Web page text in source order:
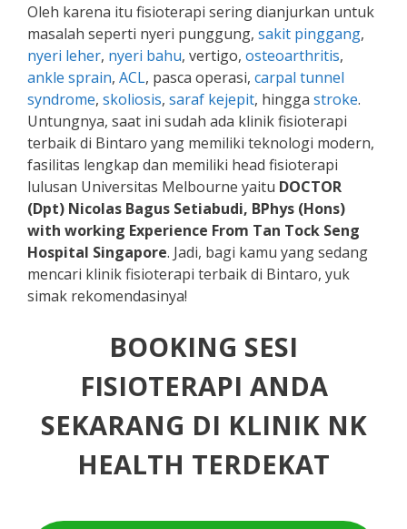
Oleh karena itu fisioterapi sering dianjurkan untuk
masalah seperti nyeri punggung, sakit pinggang,
nyeri leher, nyeri bahu, vertigo, osteoarthritis,
ankle sprain, ACL, pasca operasi, carpal tunnel
syndrome, skoliosis, saraf kejepit, hingga stroke.
Untungnya, saat ini sudah ada klinik fisioterapi
terbaik di Bintaro yang memiliki teknologi modern,
fasilitas lengkap dan memiliki head fisioterapi
lulusan Universitas Melbourne yaitu DOCTOR
(Dpt) Nicolas Bagus Setiabudi, BPhys (Hons)
with working Experience From Tan Tock Seng
Hospital Singapore. Jadi, bagi kamu yang sedang
mencari klinik fisioterapi terbaik di Bintaro, yuk
simak rekomendasinya!
BOOKING SESI
FISIOTERAPI ANDA
SEKARANG DI KLINIK NK
HEALTH TERDEKAT